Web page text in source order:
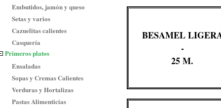
Embutidos, jamón y queso
Setas y varios
Cazuelitas calientes
Casquería
Primeros platos
Ensaladas
Sopas y Cremas Calientes
Verduras y Hortalizas
Pastas Alimenticias
BESAMEL
-
25 M.